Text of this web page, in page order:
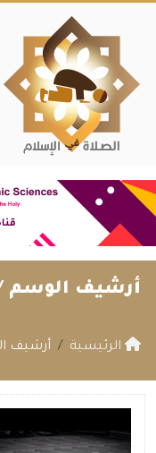
أرشيف الوسم
الرئيسية أرشيف